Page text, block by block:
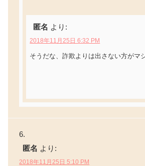
匿名 より:
2018年11月25日 6:32 PM
そうだな、詐欺よりは出さない方がマ
匿名 より:
2018年11月25日 5:10 PM